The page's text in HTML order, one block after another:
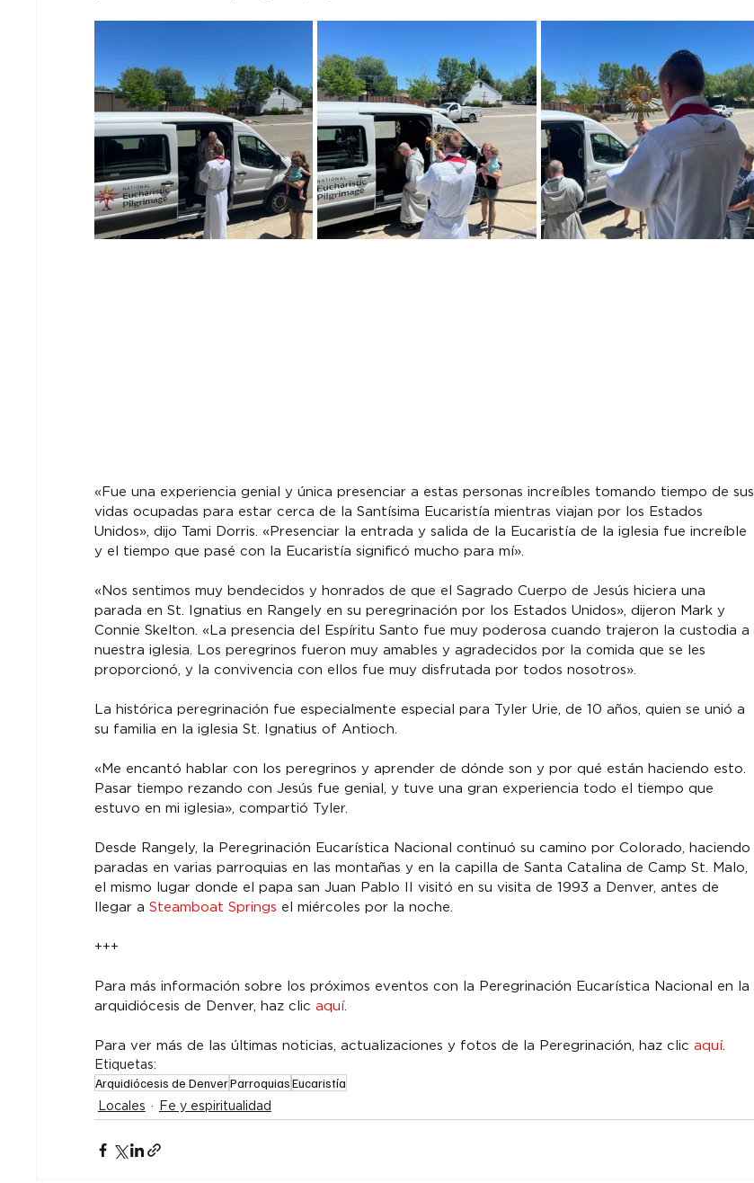
«Fue una experiencia genial y única presenciar a estas personas increíbles tomando tiempo de sus
vidas ocupadas para estar cerca de la Santísima Eucaristía mientras viajan por los Estados
Unidos», dijo Tami Dorris. «Presenciar la entrada y salida de la Eucaristía de la iglesia fue increíble
y el tiempo que pasé con la Eucaristía significó mucho para mí».
«Nos sentimos muy bendecidos y honrados de que el Sagrado Cuerpo de Jesús hiciera una
parada en St. Ignatius en Rangely en su peregrinación por los Estados Unidos», dijeron Mark y
Connie Skelton. «La presencia del Espíritu Santo fue muy poderosa cuando trajeron la custodia a
nuestra iglesia. Los peregrinos fueron muy amables y agradecidos por la comida que se les
proporcionó, y la convivencia con ellos fue muy disfrutada por todos nosotros».
La histórica peregrinación fue especialmente especial para Tyler Urie, de 10 años, quien se unió a
su familia en la iglesia St. Ignatius of Antioch.
«Me encantó hablar con los peregrinos y aprender de dónde son y por qué están haciendo esto.
Pasar tiempo rezando con Jesús fue genial, y tuve una gran experiencia todo el tiempo que
estuvo en mi iglesia», compartió Tyler.
Desde Rangely, la Peregrinación Eucarística Nacional continuó su camino por Colorado, haciendo
paradas en varias parroquias en las montañas y en la capilla de Santa Catalina de Camp St. Malo,
el mismo lugar donde el papa san Juan Pablo II visitó en su visita de 1993 a Denver, antes de
llegar a Steamboat Springs el miércoles por la noche.
+++
Para más información sobre los próximos eventos con la Peregrinación Eucarística Nacional en la
arquidiócesis de Denver, haz clic aquí.
Para ver más de las últimas noticias, actualizaciones y fotos de la Peregrinación, haz clic aquí.
Etiquetas:
Arquidiócesis de DenverParroquiasEucaristía
Locales Fe y espiritualidad